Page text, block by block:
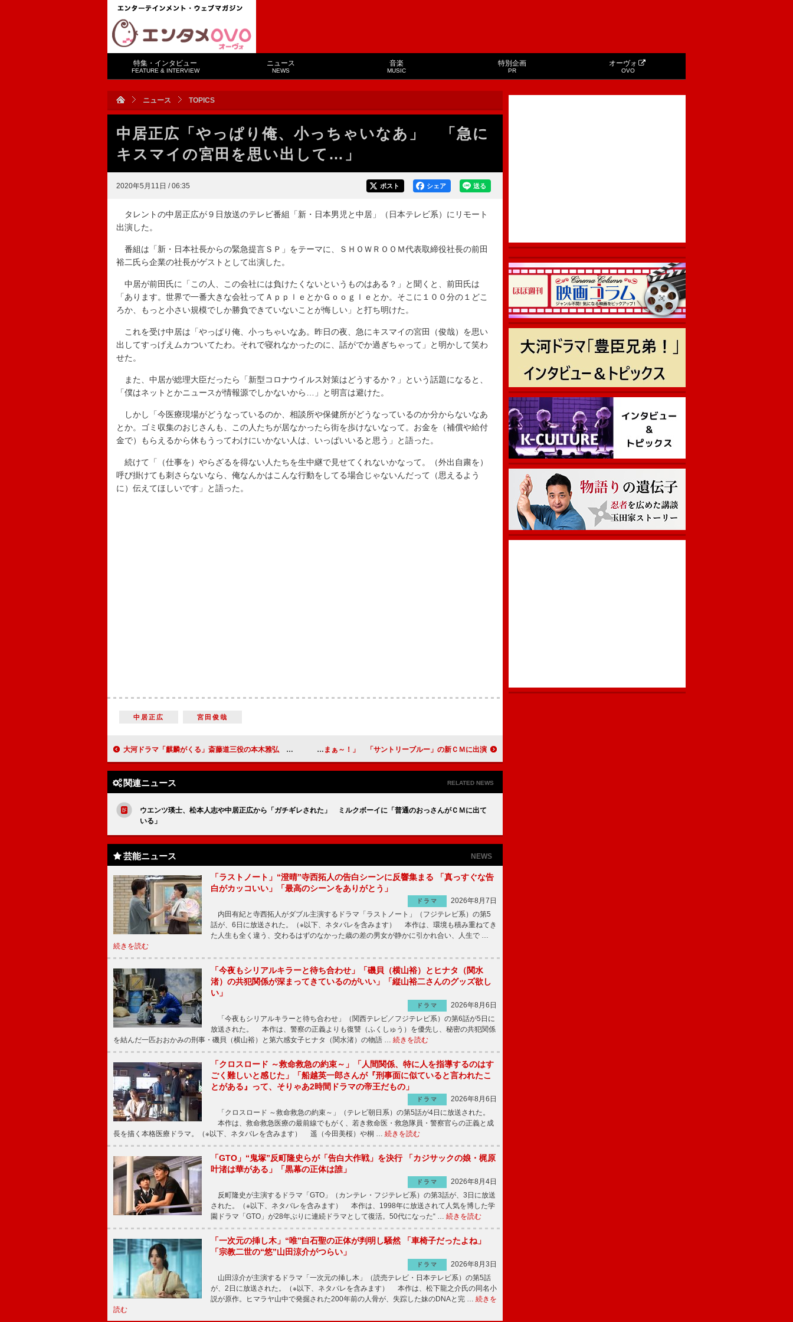
特集・インタビュー
FEATURE & INTERVIEW
ニュース
NEWS
音楽
MUSIC
特別企画
PR
オーヴォ
OVO
ニュース TOPICS
中居正広「やっぱり俺、小っちゃいなあ」 「急に
キスマイの宮田を思い出して…」
2020年5月11日 / 06:35 送る
シェア
ポスト
タレントの中居正広が９日放送のテレビ番組「新・日本男児と中居」（日本テレビ系）にリモート
出演した。
番組は「新・日本社長からの緊急提言ＳＰ」をテーマに、ＳＨＯＷＲＯＯＭ代表取締役社長の前田
裕二氏ら企業の社長がゲストとして出演した。
中居が前田氏に「この人、この会社には負けたくないというものはある？」と聞くと、前田氏は
「あります。世界で一番大きな会社ってＡｐｐｌｅとかＧｏｏｇｌｅとか。そこに１００分の１どこ
ろか、もっと小さい規模でしか勝負できていないことが悔しい」と打ち明けた。
これを受け中居は「やっぱり俺、小っちゃいなあ。昨日の夜、急にキスマイの宮田（俊哉）を思い
出してすっげえムカついてたわ。それで寝れなかったのに、話がでか過ぎちゃって」と明かして笑わ
せた。
また、中居が総理大臣だったら「新型コロナウイルス対策はどうするか？」という話題になると、
「僕はネットとかニュースが情報源でしかないから…」と明言は避けた。
しかし「今医療現場がどうなっているのか、相談所や保健所がどうなっているのか分からないなあ
とか。ゴミ収集のおじさんも、この人たちが居なかったら街を歩けないなって。お金を（補償や給付
金で）もらえるから休もうってわけにいかない人は、いっぱいいると思う」と語った。
続けて「（仕事を）やらざるを得ない人たちを生中継で見せてくれないかなって。（外出自粛を）
呼び掛けても刺さらないなら、俺なんかはこんな行動をしてる場合じゃないんだって（思えるよう
に）伝えてほしいです」と語った。
中居正広 宮田俊哉
大河ドラマ「麒麟がくる」斎藤道三役の本木雅弘 「道三の最期を静かに見届けてください」 川口春奈、銭湯上がりに「うまぁ～！」 「サントリーブルー」の新ＣＭに出演
関連ニュース RELATED NEWS
ウエンツ瑛士、松本人志や中居正広から「ガチギレされた」 ミルクボーイに「普通のおっさんがＣＭに出て
いる」
芸能ニュース NEWS
「ラストノート」“澄晴”寺西拓人の告白シーンに反響集まる 「真っすぐな告
白がカッコいい」「最高のシーンをありがとう」
ドラマ
2026年8月7日
内田有紀と寺西拓人がダブル主演するドラマ「ラストノート」（フジテレビ系）の第5
話が、6日に放送された。（※以下、ネタバレを含みます） 本作は、環境も積み重ねてき
た人生も全く違う、交わるはずのなかった歳の差の男女が静かに引かれ合い、人生で …
続きを読む
「今夜もシリアルキラーと待ち合わせ」「磯貝（横山裕）とヒナタ（関水
渚）の共犯関係が深まってきているのがいい」「縦山裕二さんのグッズ欲し
い」
ドラマ
2026年8月6日
「今夜もシリアルキラーと待ち合わせ」（関西テレビ／フジテレビ系）の第6話が5日に
放送された。 本作は、警察の正義よりも復讐（ふくしゅう）を優先し、秘密の共犯関係
を結んだ一匹おおかみの刑事・磯貝（横山裕）と第六感女子ヒナタ（関水渚）の物語 … 続きを読む
「クロスロード ～救命救急の約束～」「人間関係、特に人を指導するのはす
ごく難しいと感じた」「船越英一郎さんが『刑事面に似ていると言われたこ
とがある』って、そりゃあ2時間ドラマの帝王だもの」
ドラマ
2026年8月6日
「クロスロード ～救命救急の約束～」（テレビ朝日系）の第5話が4日に放送された。
本作は、救命救急医療の最前線でもがく、若き救命医・救急隊員・警察官らの正義と成
長を描く本格医療ドラマ。（※以下、ネタバレを含みます） 遥（今田美桜）や桐 … 続きを読む
「GTO」“鬼塚”反町隆史らが「告白大作戦」を決行 「カジサックの娘・梶原
叶渚は華がある」「黒幕の正体は誰」
ドラマ
2026年8月4日
反町隆史が主演するドラマ「GTO」（カンテレ・フジテレビ系）の第3話が、3日に放送
された。（※以下、ネタバレを含みます） 本作は、1998年に放送されて人気を博した学
園ドラマ「GTO」が28年ぶりに連続ドラマとして復活。50代になった“ … 続きを読む
「一次元の挿し木」“唯”白石聖の正体が判明し騒然 「車椅子だったよね」
「宗教二世の“悠”山田涼介がつらい」
ドラマ
2026年8月3日
山田涼介が主演するドラマ「一次元の挿し木」（読売テレビ・日本テレビ系）の第5話
が、2日に放送された。（※以下、ネタバレを含みます） 本作は、松下龍之介氏の同名小
説が原作。ヒマラヤ山中で発掘された200年前の人骨が、失踪した妹のDNAと完 … 続きを
読む